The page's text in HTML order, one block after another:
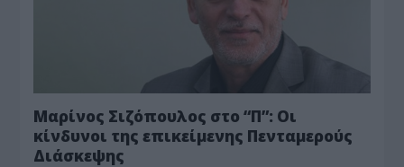
Μαρίνος Σιζόπουλος στο “Π”: Οι
κίνδυνοι της επικείμενης Πενταμερούς
Διάσκεψης